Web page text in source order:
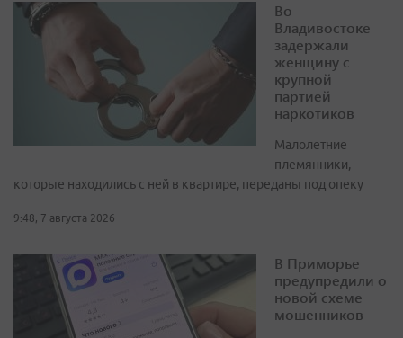
Во
Владивостоке
задержали
женщину с
крупной
партией
наркотиков
Малолетние
племянники,
которые находились с ней в квартире, переданы под опеку
9:48, 7 августа 2026
В Приморье
предупредили о
новой схеме
мошенников